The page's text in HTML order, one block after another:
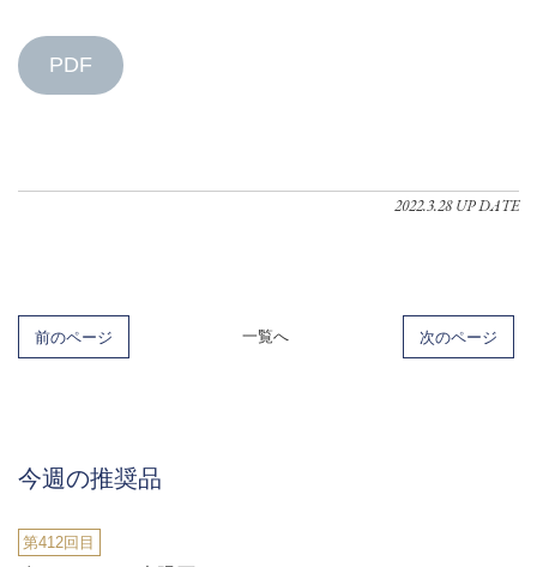
PDF
2022.3.28 UP DATE
前のページ 一覧へ 次のページ
今週の推奨品
第412回目